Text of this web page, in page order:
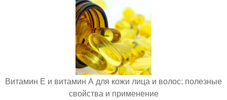
Витамин Е и витамин А для кожи лица и волос: полезные
свойства и применение